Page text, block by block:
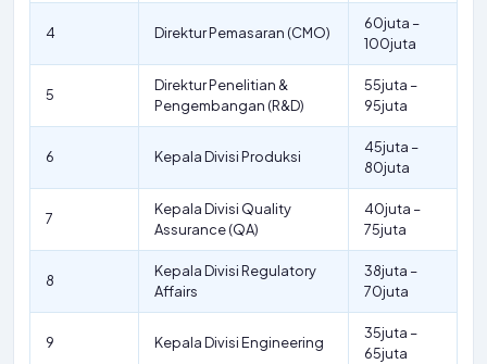
4 Direktur Pemasaran (CMO)
60juta –
100juta
5
Direktur Penelitian &
Pengembangan (R&D)
55juta –
95juta
6 Kepala Divisi Produksi
45juta –
80juta
7
Kepala Divisi Quality
Assurance (QA)
40juta –
75juta
8
Kepala Divisi Regulatory
Affairs
38juta –
70juta
9 Kepala Divisi Engineering
35juta –
65juta